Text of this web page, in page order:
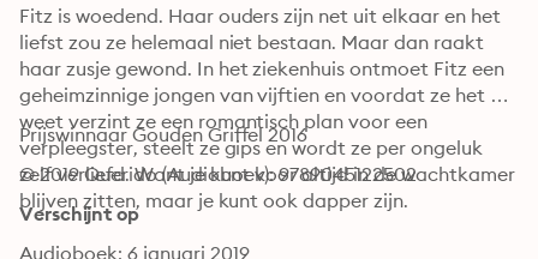
Fitz is woedend. Haar ouders zijn net uit elkaar en het
liefst zou ze helemaal niet bestaan. Maar dan raakt
haar zusje gewond. In het ziekenhuis ontmoet Fitz een
geheimzinnige jongen van vijftien en voordat ze het
weet verzint ze een romantisch plan voor een
verpleegster, steelt ze gips en wordt ze per ongeluk
zelf verliefd. Want je kunt voor altijd in de wachtkamer
blijven zitten, maar je kunt ook dapper zijn.
Prijswinnaar Gouden Griffel 2016
© 2019 Querido (Audioboek): 9789045122502
Verschijnt op
Audioboek: 6 januari 2019